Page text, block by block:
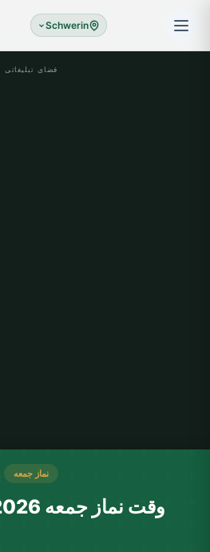
Schwerin
فضای تبلیغاتی
نماز جمعه
وقت نماز جمعه Schwerin 2026